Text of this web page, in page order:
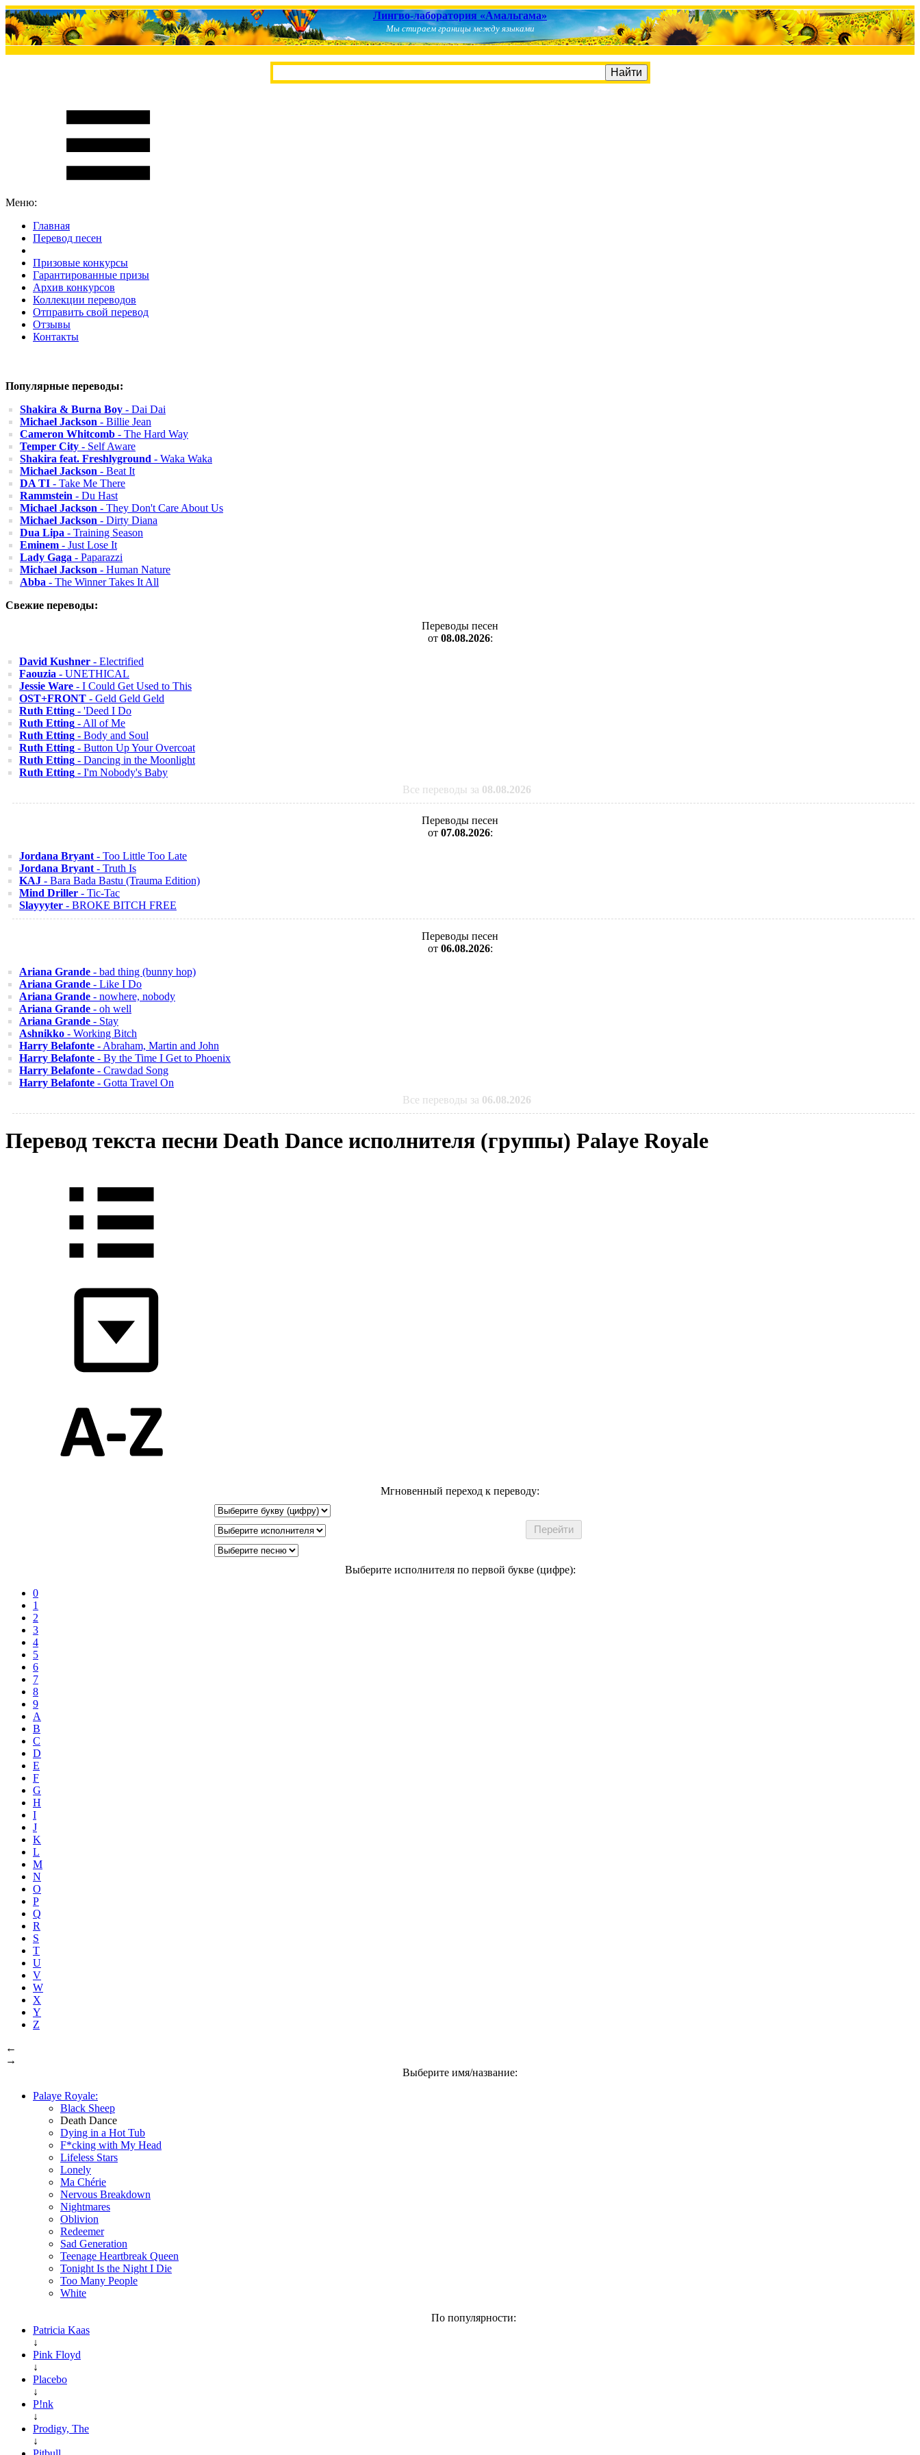
Лингво-лаборатория «Амальгама»
Мы стираем границы между языками
Меню:
Главная
Перевод песен
Призовые конкурсы
Гарантированные призы
Архив конкурсов
Коллекции переводов
Отправить свой перевод
Отзывы
Контакты
Популярные переводы:
Shakira & Burna Boy - Dai Dai
Michael Jackson - Billie Jean
Cameron Whitcomb - The Hard Way
Temper City - Self Aware
Shakira feat. Freshlyground - Waka Waka
Michael Jackson - Beat It
DA TI - Take Me There
Rammstein - Du Hast
Michael Jackson - They Don't Care About Us
Michael Jackson - Dirty Diana
Dua Lipa - Training Season
Eminem - Just Lose It
Lady Gaga - Paparazzi
Michael Jackson - Human Nature
Abba - The Winner Takes It All
Свежие переводы:
Переводы песен
от 08.08.2026:
David Kushner - Electrified
Faouzia - UNETHICAL
Jessie Ware - I Could Get Used to This
OST+FRONT - Geld Geld Geld
Ruth Etting - 'Deed I Do
Ruth Etting - All of Me
Ruth Etting - Body and Soul
Ruth Etting - Button Up Your Overcoat
Ruth Etting - Dancing in the Moonlight
Ruth Etting - I'm Nobody's Baby
Все переводы за 08.08.2026
Переводы песен
от 07.08.2026:
Jordana Bryant - Too Little Too Late
Jordana Bryant - Truth Is
KAJ - Bara Bada Bastu (Trauma Edition)
Mind Driller - Tic-Tac
Slayyyter - BROKE BITCH FREE
Переводы песен
от 06.08.2026:
Ariana Grande - bad thing (bunny hop)
Ariana Grande - Like I Do
Ariana Grande - nowhere, nobody
Ariana Grande - oh well
Ariana Grande - Stay
Ashnikko - Working Bitch
Harry Belafonte - Abraham, Martin and John
Harry Belafonte - By the Time I Get to Phoenix
Harry Belafonte - Crawdad Song
Harry Belafonte - Gotta Travel On
Все переводы за 06.08.2026
Перевод текста песни Death Dance исполнителя (группы) Palaye Royale
Мгновенный переход к переводу:
Выберите исполнителя по первой букве (цифре):
0
1
2
3
4
5
6
7
8
9
A
B
C
D
E
F
G
H
I
J
K
L
M
N
O
P
Q
R
S
T
U
V
W
X
Y
Z
←
→
Выберите имя/название:
Palaye Royale:
Black Sheep
Death Dance
Dying in a Hot Tub
F*cking with My Head
Lifeless Stars
Lonely
Ma Chérie
Nervous Breakdown
Nightmares
Oblivion
Redeemer
Sad Generation
Teenage Heartbreak Queen
Tonight Is the Night I Die
Too Many People
White
По популярности:
Patricia Kaas
↓
Pink Floyd
↓
Placebo
↓
P!nk
↓
Prodigy, The
↓